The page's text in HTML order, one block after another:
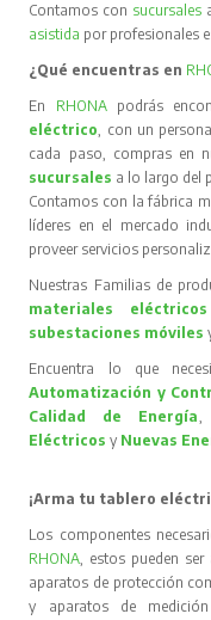
Contamos con sucursales
asistida por profesionales
¿Qué encuentras en
En RHONA podrás
eléctrico, con un
cada paso, compras en
sucursales a lo largo del
Contamos con la fábrica
líderes en el mercado
proveer servicios
Nuestras Familias de
materiales eléctricos
subestaciones móviles
Encuentra lo que
Automatización y
Calidad de Energía,
Eléctricos y Nuevas
¡Arma tu tablero
Los componentes
RHONA, estos pueden
aparatos de protección
y aparatos de